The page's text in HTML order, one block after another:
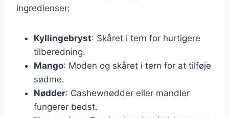
ingredienser:
Kyllingebryst: Skåret i tern for hurtigere
tilberedning.
Mango: Moden og skåret i tern for at tilføje
sødme.
Nødder: Cashewnødder eller mandler
fungerer bedst.